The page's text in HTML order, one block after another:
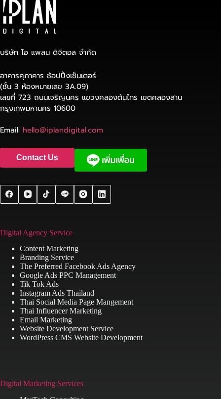
บริษัท ไอ แพลน ดิจิตอล จำกัด
อาคารศุภาคาร ช้อปปิ้งเซ็นเตอร์
(ชั้น 3 ห้องหมายเลข 3A.09)
เลขที่ 723 ถนนเจริญนคร แขวงคลองต้นไทร เขตคลองสาน
กรุงเทพมหานคร 10600
Email: hello@iplandigital.com
Contact Us
Digital Agency Service
Content Marketing
Branding Service
The Preferred Facebook Ads Agency
Google Ads PPC Management
Tik Tok Ads
Instagram Ads Thailand
Thai Social Media Page Mangement
Thai Influencer Marketing
Email Marketing
Website Development Service
WordPress CMS Website Development
Digital Marketing Services